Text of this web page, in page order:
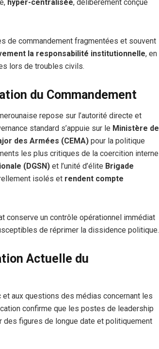
hyper-centralisée, délibérément conçue
de commandement fragmentées et souvent
la responsabilité institutionnelle, en
lors de troubles civils.
du Commandement
repose sur l’autorité directe et
standard s’appuie sur le Ministère de
des Armées (CEMA) pour la politique
les plus critiques de la coercition interne
(DGSN) et l’unité d’élite Brigade
isolés et rendent compte
conserve un contrôle opérationnel immédiat
de réprimer la dissidence politique.
Actuelle du
aux questions des médias concernant les
confirme que les postes de leadership
figures de longue date et politiquement